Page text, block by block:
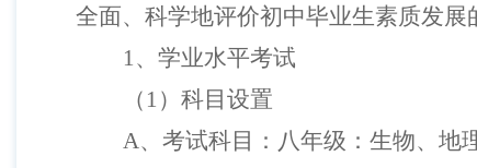
全面、科学地评价初中毕业生素质发展
1、学业水平考试
（ 1 ）科目设置
A、考试科目：八年级：生物、地